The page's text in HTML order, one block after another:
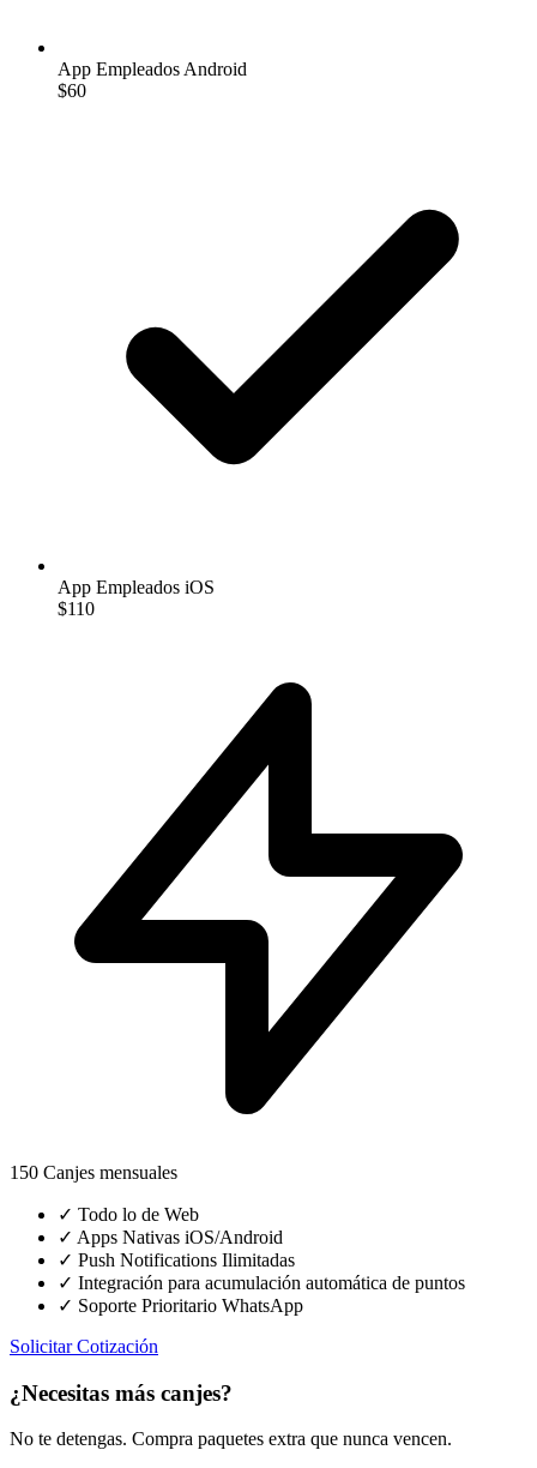
App Empleados Android
$60
App Empleados iOS
$110
150 Canjes mensuales
✓ Todo lo de Web
✓ Apps Nativas iOS/Android
✓ Push Notifications Ilimitadas
✓ Integración para acumulación automática de puntos
✓ Soporte Prioritario WhatsApp
Solicitar Cotización
¿Necesitas más canjes?
No te detengas. Compra paquetes extra que nunca vencen.